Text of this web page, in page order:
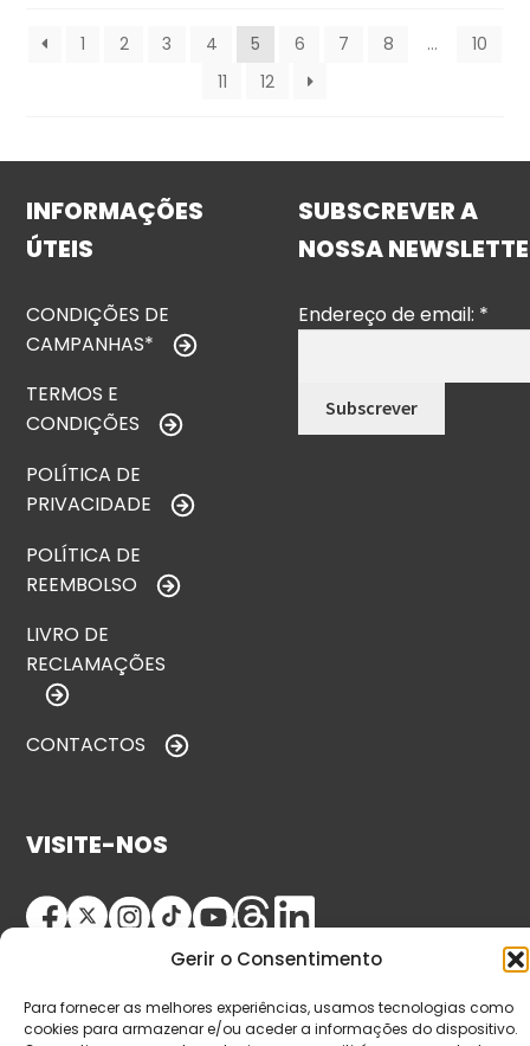
Gerir o Consentimento
Para fornecer as melhores experiências, usamos tecnologias como
cookies para armazenar e/ou aceder a informações do dispositivo.
1 2 3 4 5 6 7 8 …
10
11
12
INFORMAÇÕES
ÚTEIS
CONDIÇÕES DE
CAMPANHAS*
TERMOS E
CONDIÇÕES
POLÍTICA DE
PRIVACIDADE
POLÍTICA DE
REEMBOLSO
LIVRO DE
RECLAMAÇÕES
CONTACTOS
SUBSCREVER A
NOSSA
Endereço de email: *
VISITE-NOS